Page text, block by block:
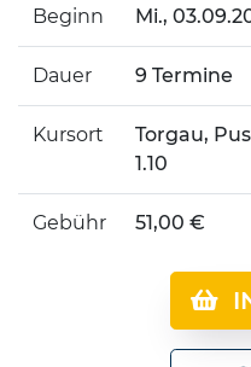
Beginn Mi.,
Dauer 9 Termine
Kursort
Torgau,
1.10
Gebühr 51,00 €